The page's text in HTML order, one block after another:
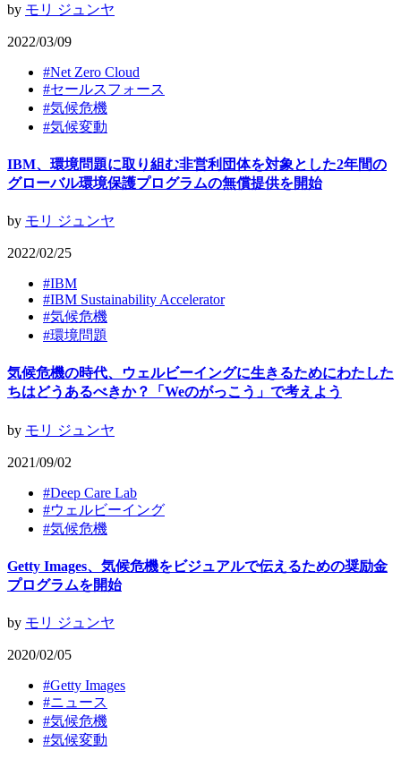
by モリ ジュンヤ
2022/03/09
#Net Zero Cloud
#セールスフォース
#気候危機
#気候変動
IBM、環境問題に取り組む非営利団体を対象とした2年間の
グローバル環境保護プログラムの無償提供を開始
by モリ ジュンヤ
2022/02/25
#IBM
#IBM Sustainability Accelerator
#気候危機
#環境問題
気候危機の時代、ウェルビーイングに生きるためにわたした
ちはどうあるべきか？「Weのがっこう」で考えよう
by モリ ジュンヤ
2021/09/02
#Deep Care Lab
#ウェルビーイング
#気候危機
Getty Images、気候危機をビジュアルで伝えるための奨励金
プログラムを開始
by モリ ジュンヤ
2020/02/05
#Getty Images
#ニュース
#気候危機
#気候変動